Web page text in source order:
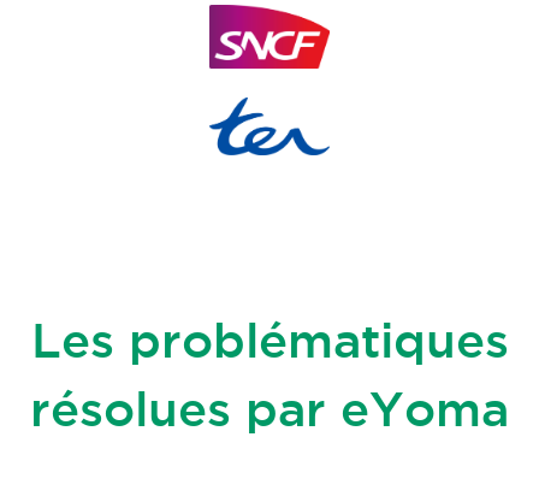
Les problématiques
résolues par eYoma